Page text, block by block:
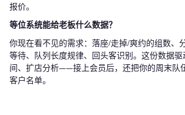
报价。
等位系统能给老板什么数据？
你现在看不见的需求：落座/走掉/爽约的组数、
等待、队列长度规律、回头客识别。这份数据
间、扩店分析——接上会员后，还把你的周末队
客户名单。